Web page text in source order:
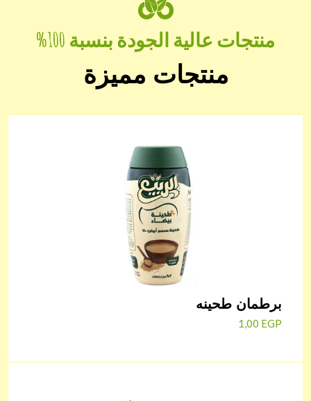
منتجات عالية الجودة بنسبة 100%
منتجات مميزة
برطمان طحينه
1,00 EGP